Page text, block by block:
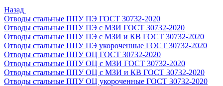
Назад
Отводы стальные ППУ ПЭ ГОСТ 30732-2020
Отводы стальные ППУ ПЭ с МЗИ ГОСТ 30732-2020
Отводы стальные ППУ ПЭ с МЗИ и КВ ГОСТ 30732-2020
Отводы стальные ППУ ПЭ укороченные ГОСТ 30732-2020
Отводы стальные ППУ ОЦ ГОСТ 30732-2020
Отводы стальные ППУ ОЦ с МЗИ ГОСТ 30732-2020
Отводы стальные ППУ ОЦ с МЗИ и КВ ГОСТ 30732-2020
Отводы стальные ППУ ОЦ укороченные ГОСТ 30732-2020